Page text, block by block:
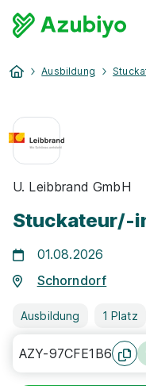
Ausbildung
U. Leibbrand GmbH
Stuckateur/-
01.08.2026
Schorndorf
Ausbildung 1 Platz
AZY-97CFE1B6